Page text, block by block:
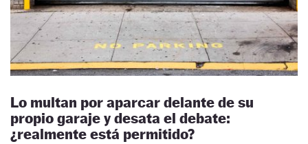
Lo multan por aparcar delante de su
propio garaje y desata el debate:
¿realmente está permitido?